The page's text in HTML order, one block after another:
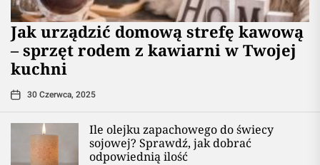
​Jak urządzić domową strefę kawową
– sprzęt rodem z kawiarni w Twojej
kuchni
30 Czerwca, 2025
Ile olejku zapachowego do świecy
sojowej? Sprawdź, jak dobrać
odpowiednią ilość